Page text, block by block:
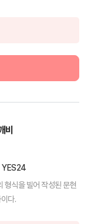
비
YES24
형식을 빌어 작성된 문현
다.